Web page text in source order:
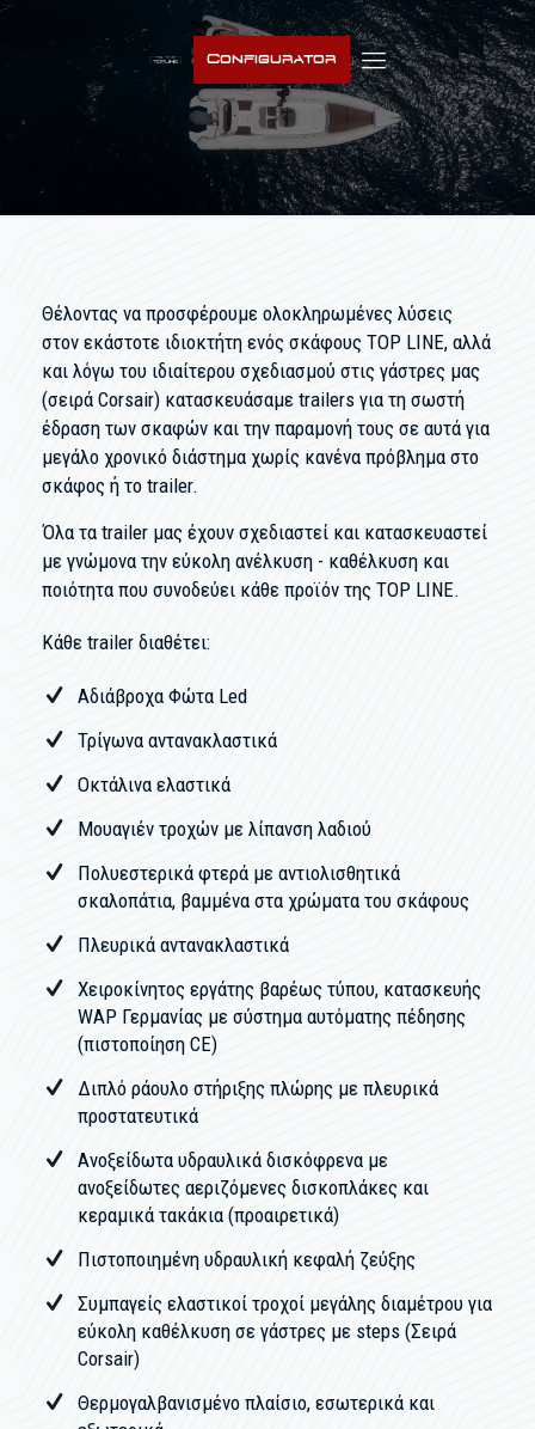
Configurator
Θέλοντας να προσφέρουμε ολοκληρωμένες λύσεις
στον εκάστοτε ιδιοκτήτη ενός σκάφους TOP LINE, αλλά
και λόγω του ιδιαίτερου σχεδιασμού στις γάστρες μας
(σειρά Corsair) κατασκευάσαμε trailers για τη σωστή
έδραση των σκαφών και την παραμονή τους σε αυτά για
μεγάλο χρονικό διάστημα χωρίς κανένα πρόβλημα στο
σκάφος ή το trailer.
Όλα τα trailer μας έχουν σχεδιαστεί και κατασκευαστεί
με γνώμονα την εύκολη ανέλκυση - καθέλκυση και
ποιότητα που συνοδεύει κάθε προϊόν της TOP LINE.
Κάθε trailer διαθέτει:
Αδιάβροχα Φώτα Led
Τρίγωνα αντανακλαστικά
Οκτάλινα ελαστικά
Moυαγιέν τροχών με λίπανση λαδιού
Πολυεστερικά φτερά με αντιολισθητικά
σκαλοπάτια, βαμμένα στα χρώματα του σκάφους
Πλευρικά αντανακλαστικά
Χειροκίνητος εργάτης βαρέως τύπου, κατασκευής
WAP Γερμανίας με σύστημα αυτόματης πέδησης
(πιστοποίηση CE)
Διπλό ράουλο στήριξης πλώρης με πλευρικά
προστατευτικά
Ανοξείδωτα υδραυλικά δισκόφρενα με
ανοξείδωτες αεριζόμενες δισκοπλάκες και
κεραμικά τακάκια (προαιρετικά)
Πιστοποιημένη υδραυλική κεφαλή ζεύξης
Συμπαγείς ελαστικοί τροχοί μεγάλης διαμέτρου για
εύκολη καθέλκυση σε γάστρες με steps (Σειρά
Corsair)
Θερμογαλβανισμένo πλαίσιο, εσωτερικά και